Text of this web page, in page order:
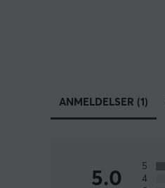
ANMELDELSER (1)
5.0
5
4